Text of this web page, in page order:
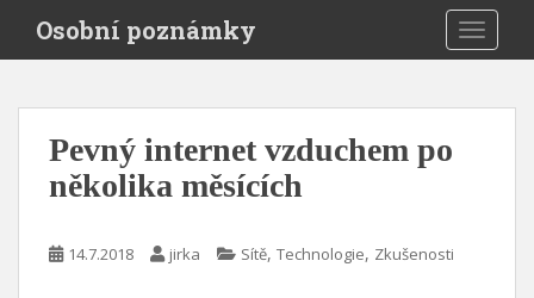
i
Osobní poznámky
Pevný internet vzduchem po
několika měsících
14.7.2018 jirka Sítě, Technologie, Zkušenosti